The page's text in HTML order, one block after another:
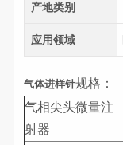
产地类别
应用领域
气体进样针规格：
气相尖头微量注
射器